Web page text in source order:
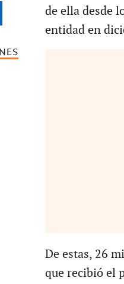
de ella desde
entidad en
De estas, 26
que recibió el